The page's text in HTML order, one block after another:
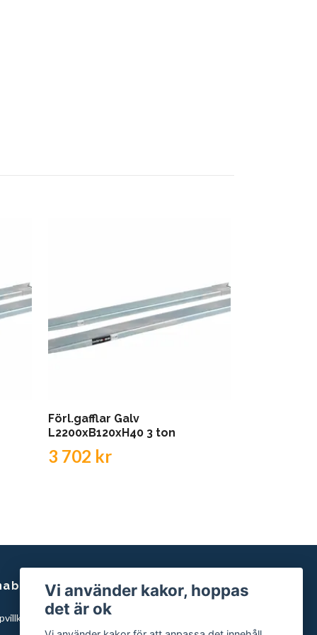
Förl.gafflar Galv
L2200xB120xH40 3 ton
3 702 kr
Vi använder kakor, hoppas
det är ok